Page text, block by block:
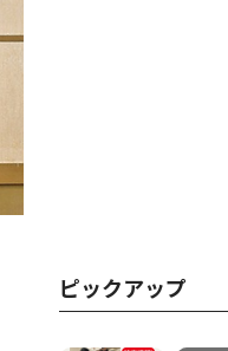
ピックアップ